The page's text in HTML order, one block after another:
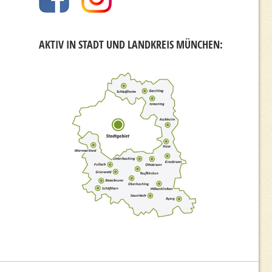
AKTIV IN STADT UND LANDKREIS MÜNCHEN: